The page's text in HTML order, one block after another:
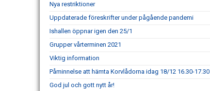
Nya restriktioner
Uppdaterade föreskrifter under pågående pandemi
Ishallen öppnar igen den 25/1
Grupper vårterminen 2021
Viktig information
Påminnelse att hämta Korvlådorna idag 18/12 16.30-17.30
God jul och gott nytt år!